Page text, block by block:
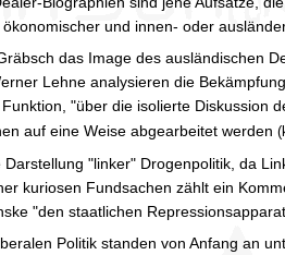
und innen- oder
das Image des ausländischen
Lehne analysieren die
"über die isolierte Diskussion
auf eine Weise abgearbeitet werden
"linker" Drogenpolitik, da
kuriosen Fundsachen zählt ein
"den staatlichen
Politik standen von Anfang an